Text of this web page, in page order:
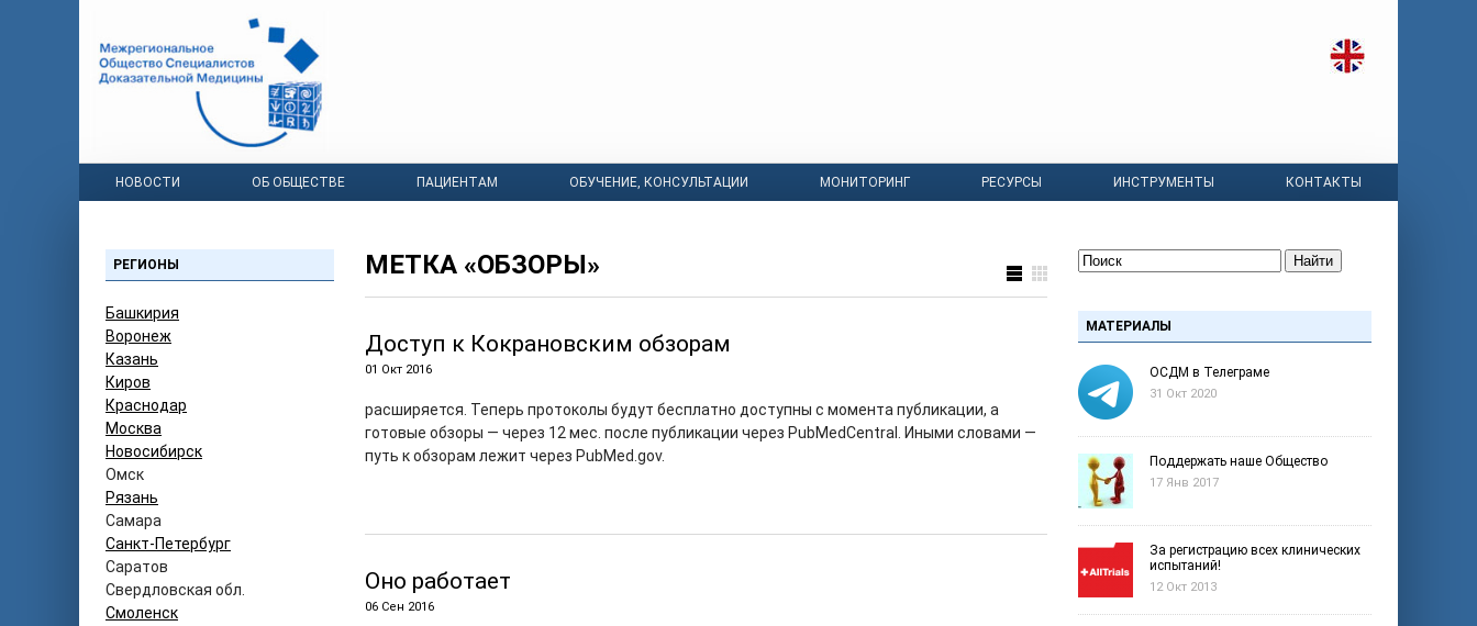
НОВОСТИ ОБ ОБЩЕСТВЕ ПАЦИЕНТАМ ОБУЧЕНИЕ, КОНСУЛЬТАЦИИ МОНИТОРИНГ РЕСУРСЫ ИНСТРУМЕНТЫ КОНТАКТЫ
РЕГИОНЫ
Башкирия
Воронеж
Казань
Киров
Краснодар
Москва
Новосибирск
Омск
Рязань
Самара
Санкт-Петербург
Саратов
Свердловская обл.
Смоленск
МЕТКА «ОБЗОРЫ»
Доступ к Кокрановским обзорам
01 Окт 2016
расширяется. Теперь протоколы будут бесплатно доступны с момента публикации, а
готовые обзоры — через 12 мес. после публикации через PubMedCentral. Иными словами —
путь к обзорам лежит через PubMed.gov.
Оно работает
06 Сен 2016
Найти
МАТЕРИАЛЫ
ОСДМ в Телеграме
31 Окт 2020
Поддержать наше Общество
17 Янв 2017
За регистрацию всех клинических
испытаний!
12 Окт 2013